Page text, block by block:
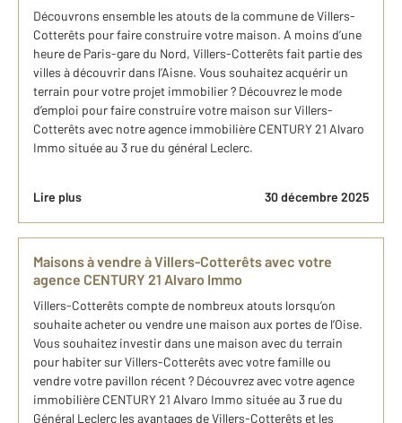
Découvrons ensemble les atouts de la commune de Villers-
Cotterêts pour faire construire votre maison. A moins d’une
heure de Paris-gare du Nord, Villers-Cotterêts fait partie des
villes à découvrir dans l’Aisne. Vous souhaitez acquérir un
terrain pour votre projet immobilier ? Découvrez le mode
d’emploi pour faire construire votre maison sur Villers-
Cotterêts avec notre agence immobilière CENTURY 21 Alvaro
Immo située au 3 rue du général Leclerc.
Lire plus 30 décembre 2025
Maisons à vendre à Villers-Cotterêts avec votre
agence CENTURY 21 Alvaro Immo
Villers-Cotterêts compte de nombreux atouts lorsqu’on
souhaite acheter ou vendre une maison aux portes de l’Oise.
Vous souhaitez investir dans une maison avec du terrain
pour habiter sur Villers-Cotterêts avec votre famille ou
vendre votre pavillon récent ? Découvrez avec votre agence
immobilière CENTURY 21 Alvaro Immo située au 3 rue du
Général Leclerc les avantages de Villers-Cotterêts et les